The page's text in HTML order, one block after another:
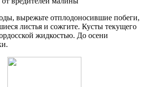
вырежьте отплодоносившие побеги,
листья и сожгите. Кусты текущего
жидкостью. До осени